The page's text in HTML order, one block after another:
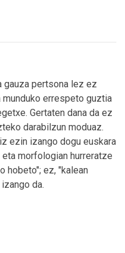
gauza pertsona lez ez
errespeto guztia
Gertaten dana da ez
darabilzun moduaz.
ezin izango dogu euskara
eta morfologian hurreratze
hobeto"; ez, "kalean
da.